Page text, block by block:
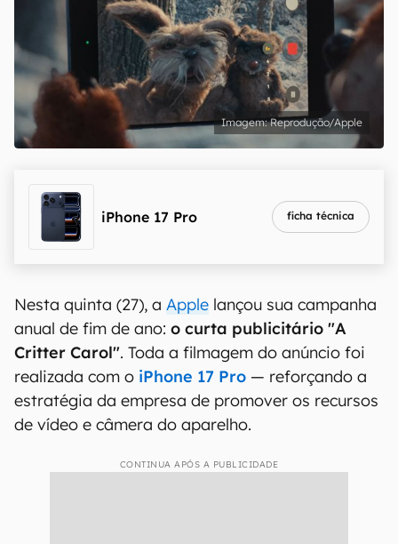
Reprodução/Apple
iPhone 17 Pro ficha técnica
Nesta quinta (27), a Apple lançou sua campanha
anual de fim de ano: o curta publicitário "A
Critter Carol". Toda a filmagem do anúncio foi
realizada com o iPhone 17 Pro — reforçando a
estratégia da empresa de promover os recursos
de vídeo e câmera do aparelho.
CONTINUA APÓS A PUBLICIDADE